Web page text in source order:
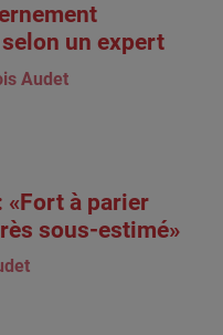
un expert
Audet
«Fort à parier
sous-estimé»